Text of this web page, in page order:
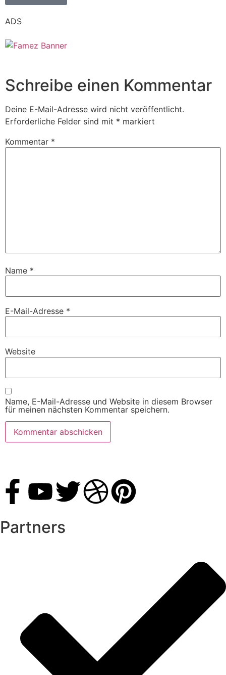
ADS
Schreibe einen Kommentar
Deine E-Mail-Adresse wird nicht veröffentlicht.
Erforderliche Felder sind mit * markiert
Kommentar *
Name *
E-Mail-Adresse *
Website
Name, E-Mail-Adresse und Website in diesem Browser
für meinen nächsten Kommentar speichern.
Partners